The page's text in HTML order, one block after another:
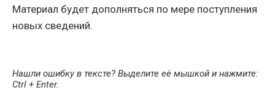
Материал будет дополняться по мере поступления
новых сведений.
Нашли ошибку в тексте? Выделите её мышкой и нажмите:
Ctrl + Enter.